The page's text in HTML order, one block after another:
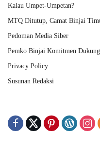
Kalau Umpet-Umpetan?
MTQ Ditutup, Camat Binjai
Pedoman Media Siber
Pemko Binjai Komitmen
Privacy Policy
Susunan Redaksi